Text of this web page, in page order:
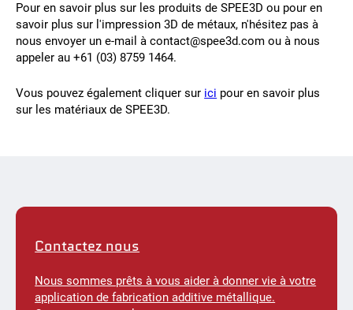
Pour en savoir plus sur les produits de SPEE3D ou pour en
savoir plus sur l'impression 3D de métaux, n'hésitez pas à
nous envoyer un e-mail à contact@spee3d.com ou à nous
appeler au +61 (03) 8759 1464.
Vous pouvez également cliquer sur ici pour en savoir plus
sur les matériaux de SPEE3D.
Contactez nous
Nous sommes prêts à vous aider à donner vie à votre
application de fabrication additive métallique.